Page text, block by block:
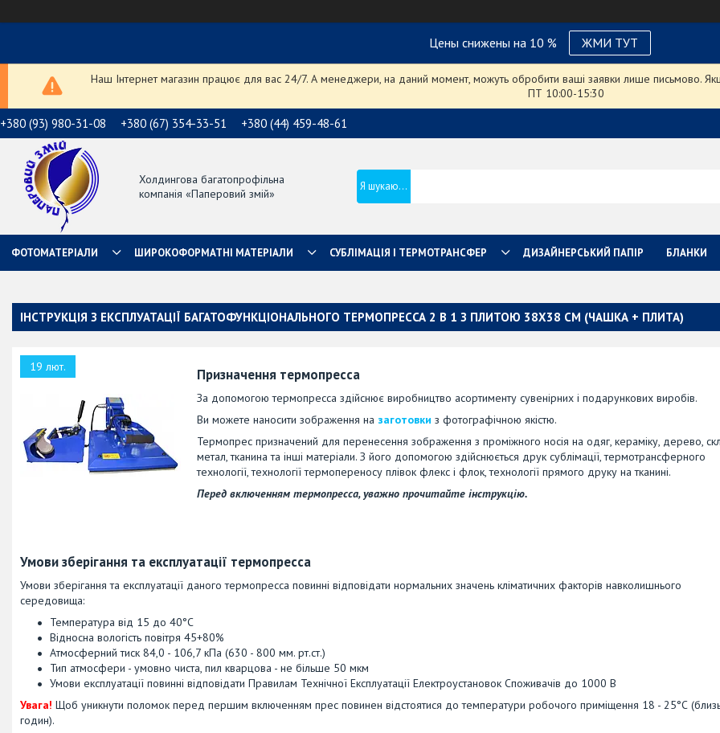
Цены снижены на 10 % ЖМИ ТУТ
Наш Інтернет магазин працює для вас 24/7. А менеджери, на даний момент, можуть обробити ваші заявки лише письмово.
ПТ 10:00-15:30
+380 (93) 980-31-08 +380 (67) 354-33-51 +380 (44) 459-48-61
Холдингова багатопрофільна
компанія «Паперовий змій»
ФОТОМАТЕРІАЛИ ШИРОКОФОРМАТНІ МАТЕРІАЛИ СУБЛІМАЦІЯ І ТЕРМОТРАНСФЕР ДИЗАЙНЕРСЬКИЙ ПАПІР БЛАНКИ
ІНСТРУКЦІЯ З ЕКСПЛУАТАЦІЇ БАГАТОФУНКЦІОНАЛЬНОГО ТЕРМОПРЕССА 2 В 1 З ПЛИТОЮ 38Х38 СМ (ЧАШКА + ПЛИТА)
19 лют. Призначення термопресса
За допомогою термопресса здійснює виробництво асортименту сувенірних і подарункових виробів.
Ви можете наносити зображення на заготовки з фотографічною якістю.
Термопрес призначений для перенесення зображення з проміжного носія на одяг, кераміку, дерево,
метал, тканина та інші матеріали. З його допомогою здійснюється друк сублімації, термотрансферного
технології, технології термопереносу плівок флекс і флок, технології прямого друку на тканині.
Перед включенням термопресса, уважно прочитайте інструкцію.
Умови зберігання та експлуатації термопресса
Умови зберігання та експлуатації даного термопресса повинні відповідати нормальних значень кліматичних факторів навколишнього
середовища:
Температура від 15 до 40°С
Відносна вологість повітря 45+80%
Атмосферний тиск 84,0 - 106,7 кПа (630 - 800 мм. рт.ст.)
Тип атмосфери - умовно чиста, пил кварцова - не більше 50 мкм
Умови експлуатації повинні відповідати Правилам Технічної Експлуатації Електроустановок Споживачів до 1000 В
Увага! Щоб уникнути поломок перед першим включенням прес повинен відстоятися до температури робочого приміщення 18 - 25°С
годин).